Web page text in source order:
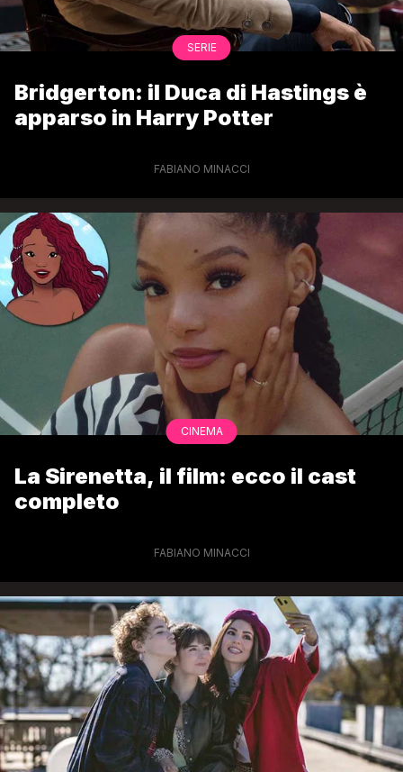
SERIE
Bridgerton: il Duca di Hastings è
apparso in Harry Potter
FABIANO MINACCI
CINEMA
La Sirenetta, il film: ecco il cast
completo
FABIANO MINACCI